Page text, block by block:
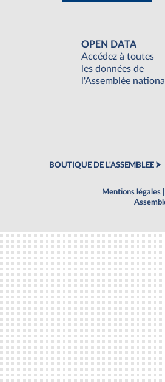
OPEN DATA
Accédez à toutes
les données de
l'Assemblée
BOUTIQUE DE L'ASSEMBLEE
Mentions légales